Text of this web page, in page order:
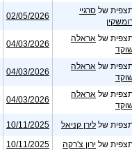
מקום31במספר פרטים -
פרטים
מקום20במספר מינים -
מינים
במשך כל שנות הפעילות:
מקום12במספר תצפיות -
1554 תצפיות
מקום51במספר פרטים -
95653 פרטים
02/05/2026
שלסרגיי
04/03/2026
שלאראלה
04/03/2026
שלאראלה
04/03/2026
שלאראלה
10/11/2025
שללירן קניאל
10/11/2025
שלירון צ'רקה